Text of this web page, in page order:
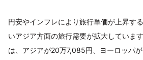
円安やインフレにより旅行単価が上昇す
いアジア方面の旅行需要が拡大していま
は、アジアが20万7,085円、ヨーロッパ